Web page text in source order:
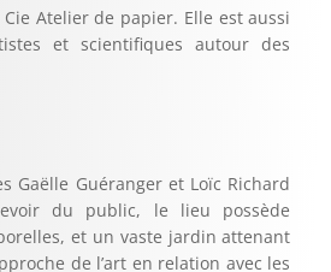
Atelier de papier. Elle est aussi
et scientifiques autour des
Gaëlle Guéranger et Loïc Richard
du public, le lieu possède
et un vaste jardin attenant
de l’art en relation avec les